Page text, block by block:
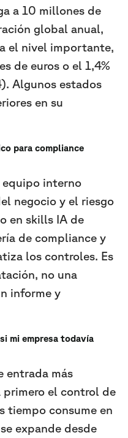
a 10 millones de
global anual,
el nivel importante,
de euros o el 1,4%
Algunos estados
en su
para compliance
interno
negocio y el riesgo
en skills IA de
de compliance y
los controles. Es
no una
informe y
mi empresa todavía
entrada más
primero el control de
tiempo consume en
expande desde